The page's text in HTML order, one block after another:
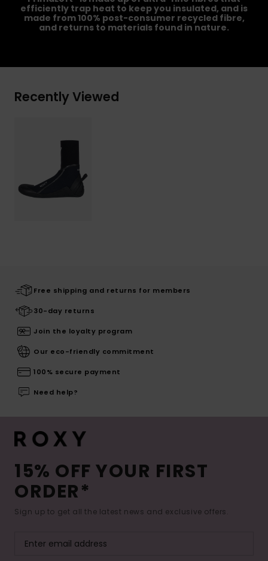
efficiently trap heat to keep you insulated, and is
made from 100% post-consumer recycled fibre,
and returns to materials found in nature.
Recently Viewed
Free shipping and returns for members
30-day returns
Join the loyalty program
Our eco-friendly commitment
100% secure payment
Need help?
15% OFF YOUR FIRST
ORDER*
Sign up to get all the latest news and exclusive offers.